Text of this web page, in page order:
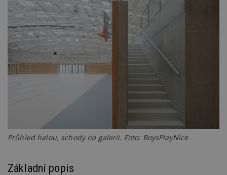
Průhled halou, schody na galerii. Foto: BoysPlayNice
Základní popis